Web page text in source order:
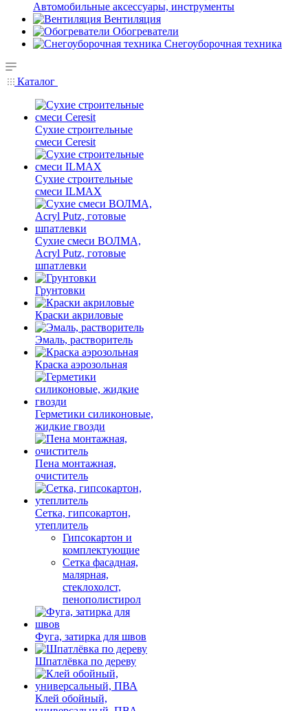
Автомобильные аксессуары, инструменты
Вентиляция
Обогреватели
Снегоуборочная техника
Каталог
Сухие строительные
смеси Ceresit
Сухие строительные
смеси ILMAX
Сухие смеси ВОЛМА,
Acryl Putz, готовые
шпатлевки
Грунтовки
Краски акриловые
Эмаль, растворитель
Краска аэрозольная
Герметики силиконовые,
жидкие гвозди
Пена монтажная,
очиститель
Сетка, гипсокартон,
утеплитель
Гипсокартон и
комплектующие
Сетка фасадная,
малярная,
стеклохолст,
пенополистирол
Фуга, затирка для швов
Шпатлёвка по дереву
Клей обойный,